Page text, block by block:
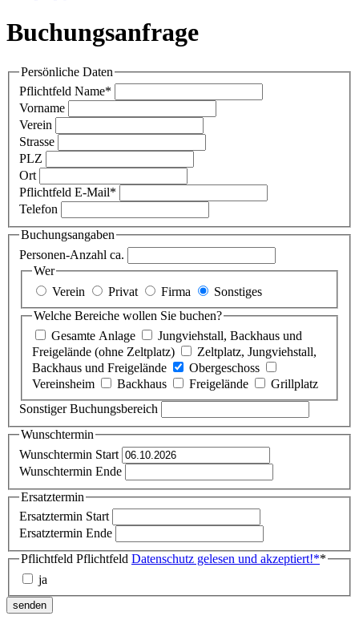
Buchungsanfrage
Persönliche Daten
Pflichtfeld Name*
Vorname
Verein
Strasse
PLZ
Ort
Pflichtfeld E-Mail*
Telefon
Buchungsangaben
Personen-Anzahl ca.
Wer
Verein
Privat Firma
Sonstiges
Welche Bereiche wollen Sie buchen?
Gesamte Anlage
Jungviehstall, Backhaus und
Freigelände (ohne Zeltplatz)
Zeltplatz, Jungviehstall,
Backhaus und Freigelände
Obergeschoss
Vereinsheim
Backhaus Freigelände
Grillplatz
Sonstiger Buchungsbereich
Wunschtermin
Wunschtermin Start
Wunschtermin Ende
Ersatztermin
Ersatztermin Start
Ersatztermin Ende
Pflichtfeld Pflichtfeld Datenschutz gelesen und akzeptiert!**
ja
senden